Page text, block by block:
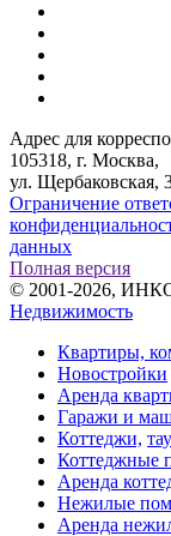
Адрес для
105318, г. Москва,
ул. Щербаковская,
Ограничение
данных
Полная версия
© 2001-2026,
Недвижимость
Квартиры,
Новостройки
Аренда
Гаражи и
Коттеджи,
Коттеджные
Аренда
Нежилые
Аренда